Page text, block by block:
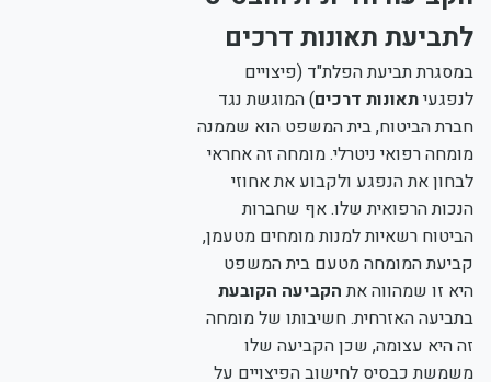
לתביעת תאונות דרכים
במסגרת תביעת הפלת"ד (פיצויים
לנפגעיתאונות דרכים) המוגשת נגד
חברת הביטוח, בית המשפט הוא שממנה
מומחה רפואי ניטרלי. מומחה זה אחראי
לבחון את הנפגע ולקבוע את אחוזי
הנכות הרפואית שלו. אף שחברות
הביטוח רשאיות למנות מומחים מטעמן,
קביעת המומחה מטעם בית המשפט
היא זו שמהווה אתהקביעה הקובעת
בתביעה האזרחית. חשיבותו של מומחה
זה היא עצומה, שכן הקביעה שלו
משמשת כבסיס לחישוב הפיצויים על